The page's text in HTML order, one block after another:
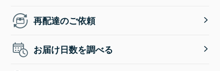
再配達のご依頼
お届け日数を調べる